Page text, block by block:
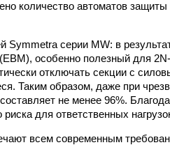
количество автоматов защиты
серии MW: в
особенно полезный для
отключать секции с
Таким образом, даже при
не менее 96%.
для ответственных
всем современным